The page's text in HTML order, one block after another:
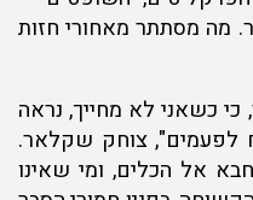
מה מסתתר מאחורי חזות
כי כשאני לא מחייך, נראה
לפעמים", צוחק שקלאר.
אל הכלים, ומי שאינו